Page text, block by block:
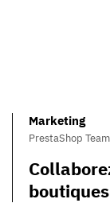
Marketing
PrestaShop Team